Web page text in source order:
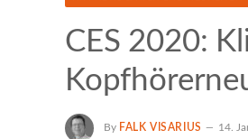
CES 2020:
By FALK VISARIUS 14.